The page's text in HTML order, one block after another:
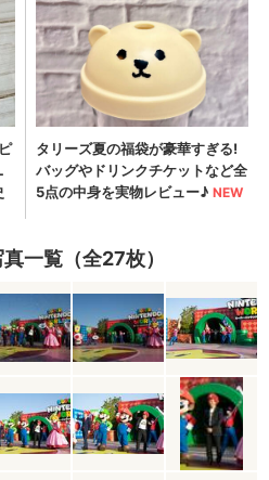
一覧（全27枚）